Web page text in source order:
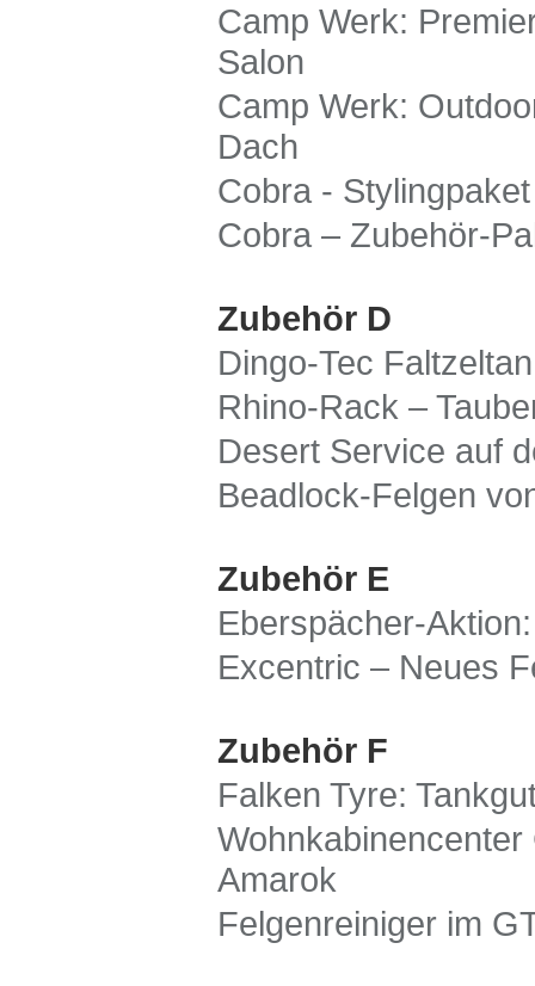
Camp Werk:
Salon
Camp Werk:
Dach
Cobra -
Cobra – Zubehör-
Zubehör D
Dingo-Tec
Rhino-Rack –
Desert Service auf
Beadlock-Felgen
Zubehör E
Eberspächer-
Excentric – Neues
Zubehör F
Falken Tyre:
Amarok
Felgenreiniger im